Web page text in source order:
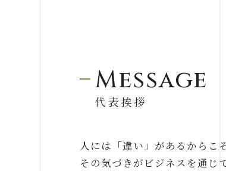
Message
代表挨拶
人には「違い」があるからこ
その気づきがビジネスを通じ